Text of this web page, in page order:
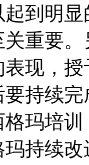
到明
重要
现，
持续
玛培
玛持续